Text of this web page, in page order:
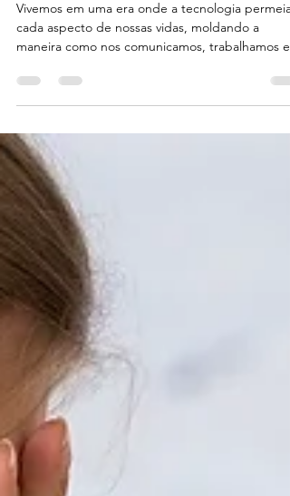
Como a Era Digital Afeta
Relacionamentos e Intimidade
Vivemos em uma era onde a tecnologia permeia
maneira como nos comunicamos, trabalhamos e
nos...